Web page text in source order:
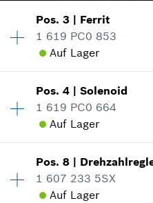
Pos.3 | Ferrit
1 619 PC0 853
Auf Lager
Preisgruppe:10
Pos.4 |Solenoid
1 619 PC0 664
Auf Lager
Preisgruppe:45
Pos.8 |
1 607 233 5SX
Auf Lager